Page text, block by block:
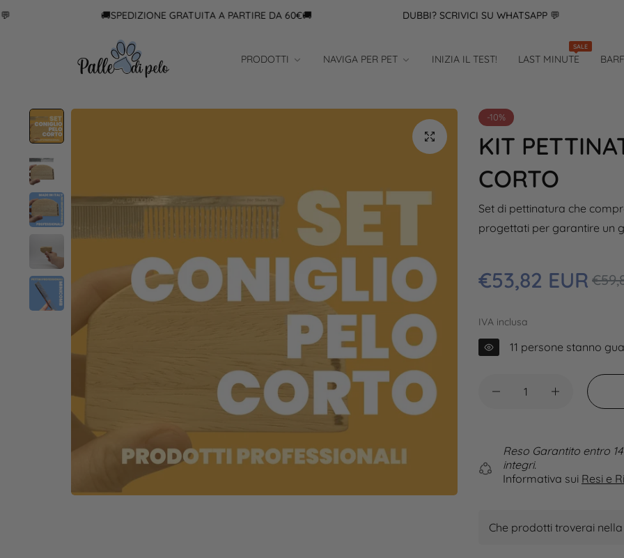
🚚SPEDIZIONE GRATUITA A PARTIRE DA 60€🚚 DUBBI? SCRIVICI SU WHATSAPP 💬
PRODOTTI NAVIGA PER PET INIZIA IL TEST! LAST MINUTE
SALE
BARF
-10%
KIT
CORTO
Set di pettinatura che
progettati per garantire un
Prezzo
regolare
€53,82 EUR
IVA inclusa
11 persone stanno
Reso Garantito entro
integri.
Informativa sui Resi e
Che prodotti troverai